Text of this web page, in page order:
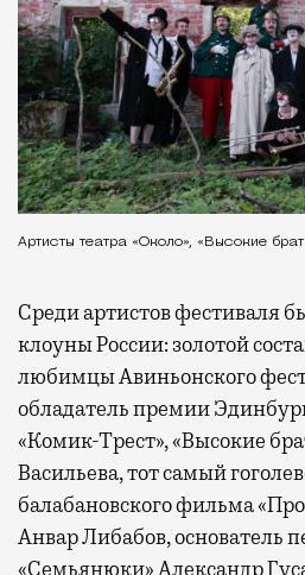
Артисты театра «Около», «Высокие
Среди артистов фестиваля
клоуны России: золотой
любимцы Авиньонского
обладатель премии
«Комик-Трест», «Высокие
Васильева, тот самый
балабановского фильма
Анвар Либабов, основатель
«Семьянюки» Александр